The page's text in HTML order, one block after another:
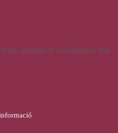
plantilla de viscoelàstica, sola